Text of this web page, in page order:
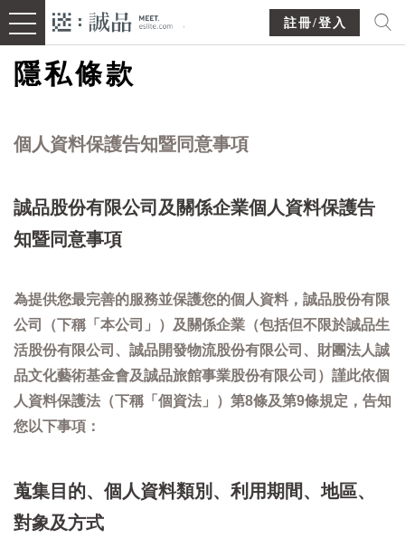
註冊/登入
隱私條款
個人資料保護告知暨同意事項
誠品股份有限公司及關係企業個人資料保護告
知暨同意事項
為提供您最完善的服務並保護您的個人資料，誠品股份有限
公司（下稱「本公司」）及關係企業（包括但不限於誠品生
活股份有限公司、誠品開發物流股份有限公司、財團法人誠
品文化藝術基金會及誠品旅館事業股份有限公司）謹此依個
人資料保護法（下稱「個資法」）第8條及第9條規定，告知
您以下事項：
蒐集目的、個人資料類別、利用期間、地區、
對象及方式